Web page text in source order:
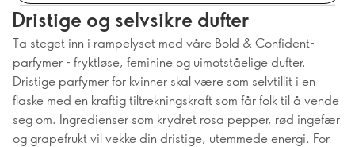
Dristige og selvsikre dufter
Ta steget inn i rampelyset med våre Bold & Confident-
parfymer - fryktløse, feminine og uimotståelige dufter.
Dristige parfymer for kvinner skal være som selvtillit i en
flaske med en kraftig tiltrekningskraft som får folk til å vende
seg om. Ingredienser som krydret rosa pepper, rød ingefær
og grapefrukt vil vekke din dristige, utemmede energi. For